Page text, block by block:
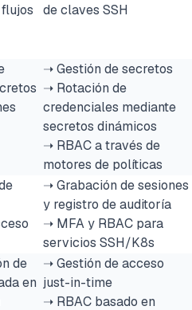
de claves SSH
➝ Gestión de secretos
➝ Rotación de
credenciales mediante
secretos dinámicos
➝ RBAC a través de
motores de políticas
➝ Grabación de sesiones
y registro de auditoría
➝ MFA y RBAC para
servicios SSH/K8s
de
en
➝ Gestión de acceso
just-in-time
➝ RBAC basado en